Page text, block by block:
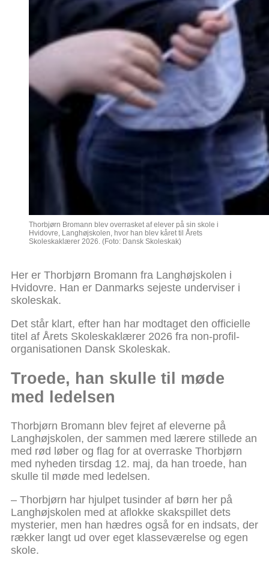
Thorbjørn Bromann blev overrasket af elever på sin skole i
Hvidovre, Langhøjskolen, hvor han blev kåret til Årets
Skoleskaklærer 2026. (Foto: Dansk Skoleskak)
Her er Thorbjørn Bromann fra Langhøjskolen i
Hvidovre. Han er Danmarks sejeste underviser i
skoleskak.
Det står klart, efter han har modtaget den officielle
titel af Årets Skoleskaklærer 2026 fra non-profil-
organisationen Dansk Skoleskak.
Troede, han skulle til møde
med ledelsen
Thorbjørn Bromann blev fejret af eleverne på
Langhøjskolen, der sammen med lærere stillede an
med rød løber og flag for at overraske Thorbjørn
med nyheden tirsdag 12. maj, da han troede, han
skulle til møde med ledelsen.
– Thorbjørn har hjulpet tusinder af børn her på
Langhøjskolen med at aflokke skakspillet dets
mysterier, men han hædres også for en indsats, der
rækker langt ud over eget klasseværelse og egen
skole.